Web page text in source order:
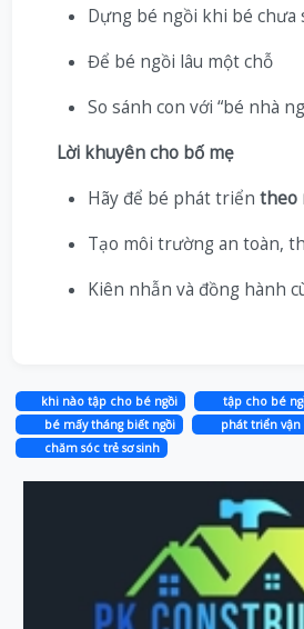
Dựng bé ngồi khi bé chưa
Để bé ngồi lâu một chỗ
So sánh con với “bé nhà
Lời khuyên cho bố mẹ
Hãy để bé phát triển theo
Tạo môi trường an toàn,
Kiên nhẫn và đồng hành
khi nào tập cho bé ngồi
tập cho bé
bé mấy tháng biết ngồi
phát triển vận
chăm sóc trẻ sơ sinh